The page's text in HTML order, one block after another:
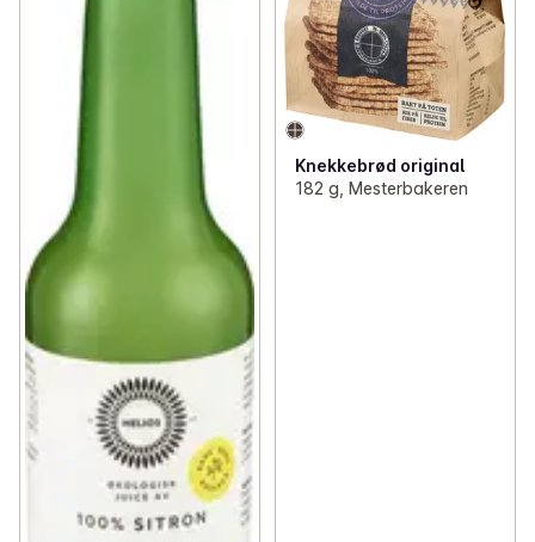
Knekkebrød original
182 g, Mesterbakeren